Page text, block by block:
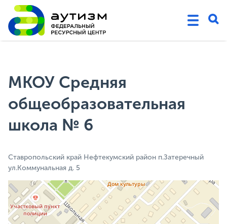
МКОУ Средняя
общеобразовательная
школа № 6
Ставропольский край Нефтекумский район п.Затеречный
ул.Коммунальная д. 5